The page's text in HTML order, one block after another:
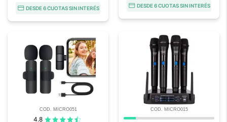
DESDE 6 CUOTAS SIN INTERÉS DESDE 6 CUOTAS SIN INTERÉS
COD. MICRO051
4.8
COD. MICRO015